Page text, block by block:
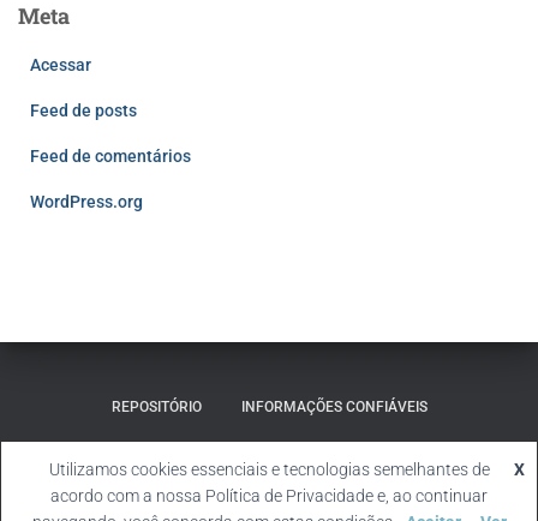
Meta
Acessar
Feed de posts
Feed de comentários
WordPress.org
REPOSITÓRIO INFORMAÇÕES CONFIÁVEIS
MATERIAL SUPLEMENTAR
Utilizamos cookies essenciais e tecnologias semelhantes de
acordo com a nossa Política de Privacidade e, ao continuar
X